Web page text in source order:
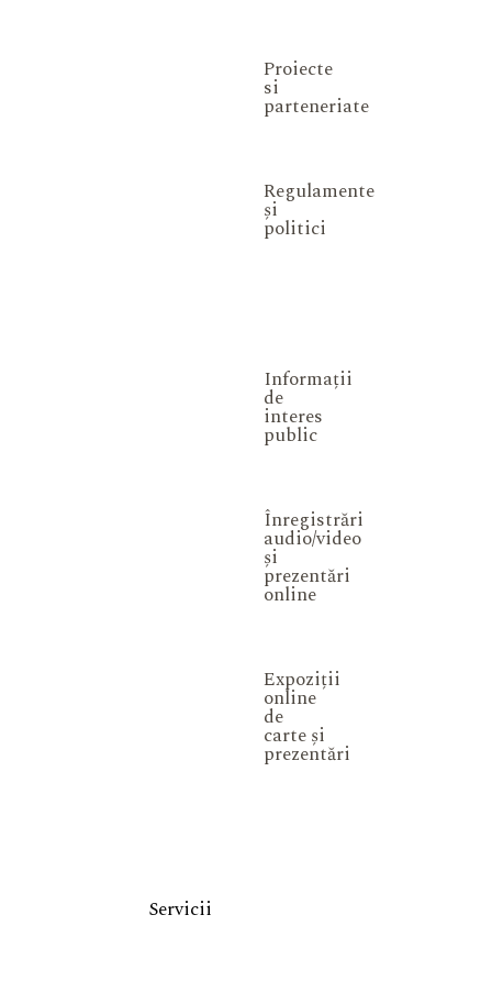
Proiecte
si
parteneriate
Regulamente
și
politici
Informații
de
interes
public
Înregistrări
audio/video
și
prezentări
online
Expoziții
online
de
carte și
prezentări
Servicii